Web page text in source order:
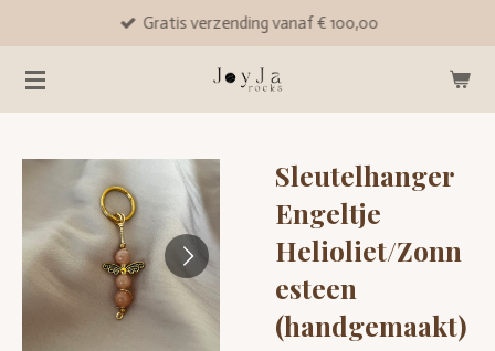
naar
de
Gratis verzending vanaf € 100,00
Sleutelhanger
Engeltje
Helioliet/Zonn
esteen
(handgemaakt)